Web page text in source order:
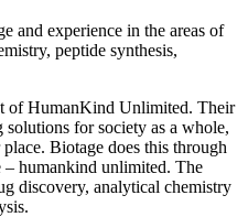
and experience in the areas of
peptide synthesis,
of HumanKind Unlimited. Their
for society as a whole,
Biotage does this through
– humankind unlimited. The
discovery, analytical chemistry